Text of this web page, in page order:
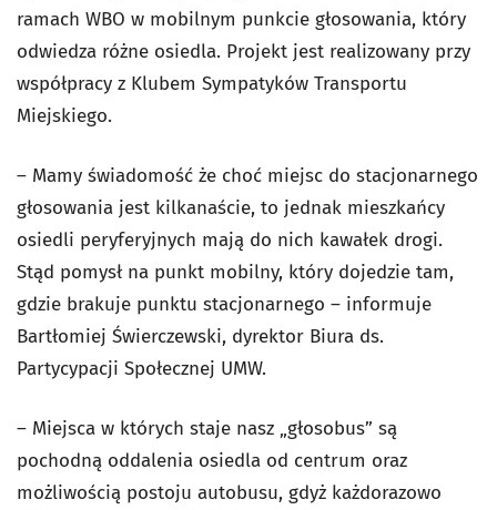
ramach WBO w mobilnym punkcie głosowania, który
odwiedza różne osiedla. Projekt jest realizowany przy
współpracy z Klubem Sympatyków Transportu
Miejskiego.
– Mamy świadomość że choć miejsc do stacjonarnego
głosowania jest kilkanaście, to jednak mieszkańcy
osiedli peryferyjnych mają do nich kawałek drogi.
Stąd pomysł na punkt mobilny, który dojedzie tam,
gdzie brakuje punktu stacjonarnego – informuje
Bartłomiej Świerczewski, dyrektor Biura ds.
Partycypacji Społecznej UMW.
– Miejsca w których staje nasz „głosobus” są
pochodną oddalenia osiedla od centrum oraz
możliwością postoju autobusu, gdyż każdorazowo